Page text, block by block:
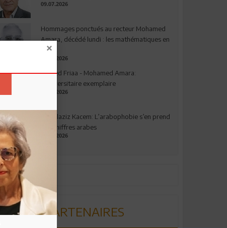
09.07.2026
Hommages ponctués au recteur Mohamed
Amara, décédé lundi : les mathématiques en
deuil
03.08.2026
Ahmed Friaa - Mohamed Amara:
l’Universitaire exemplaire
04.08.2026
Abdelaziz Kacem: L’arabophobie s’en prend
aux chiffres arabes
09.07.2026
PARTENAIRES